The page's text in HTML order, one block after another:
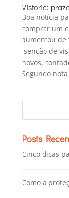
Vistoria:
Boa notícia
comprar um
aumentou de
isenção de
novos,
Segundo
Posts
Cinco dicas
Como a